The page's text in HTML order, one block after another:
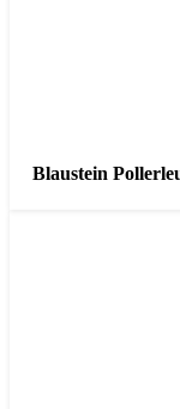
Blaustein